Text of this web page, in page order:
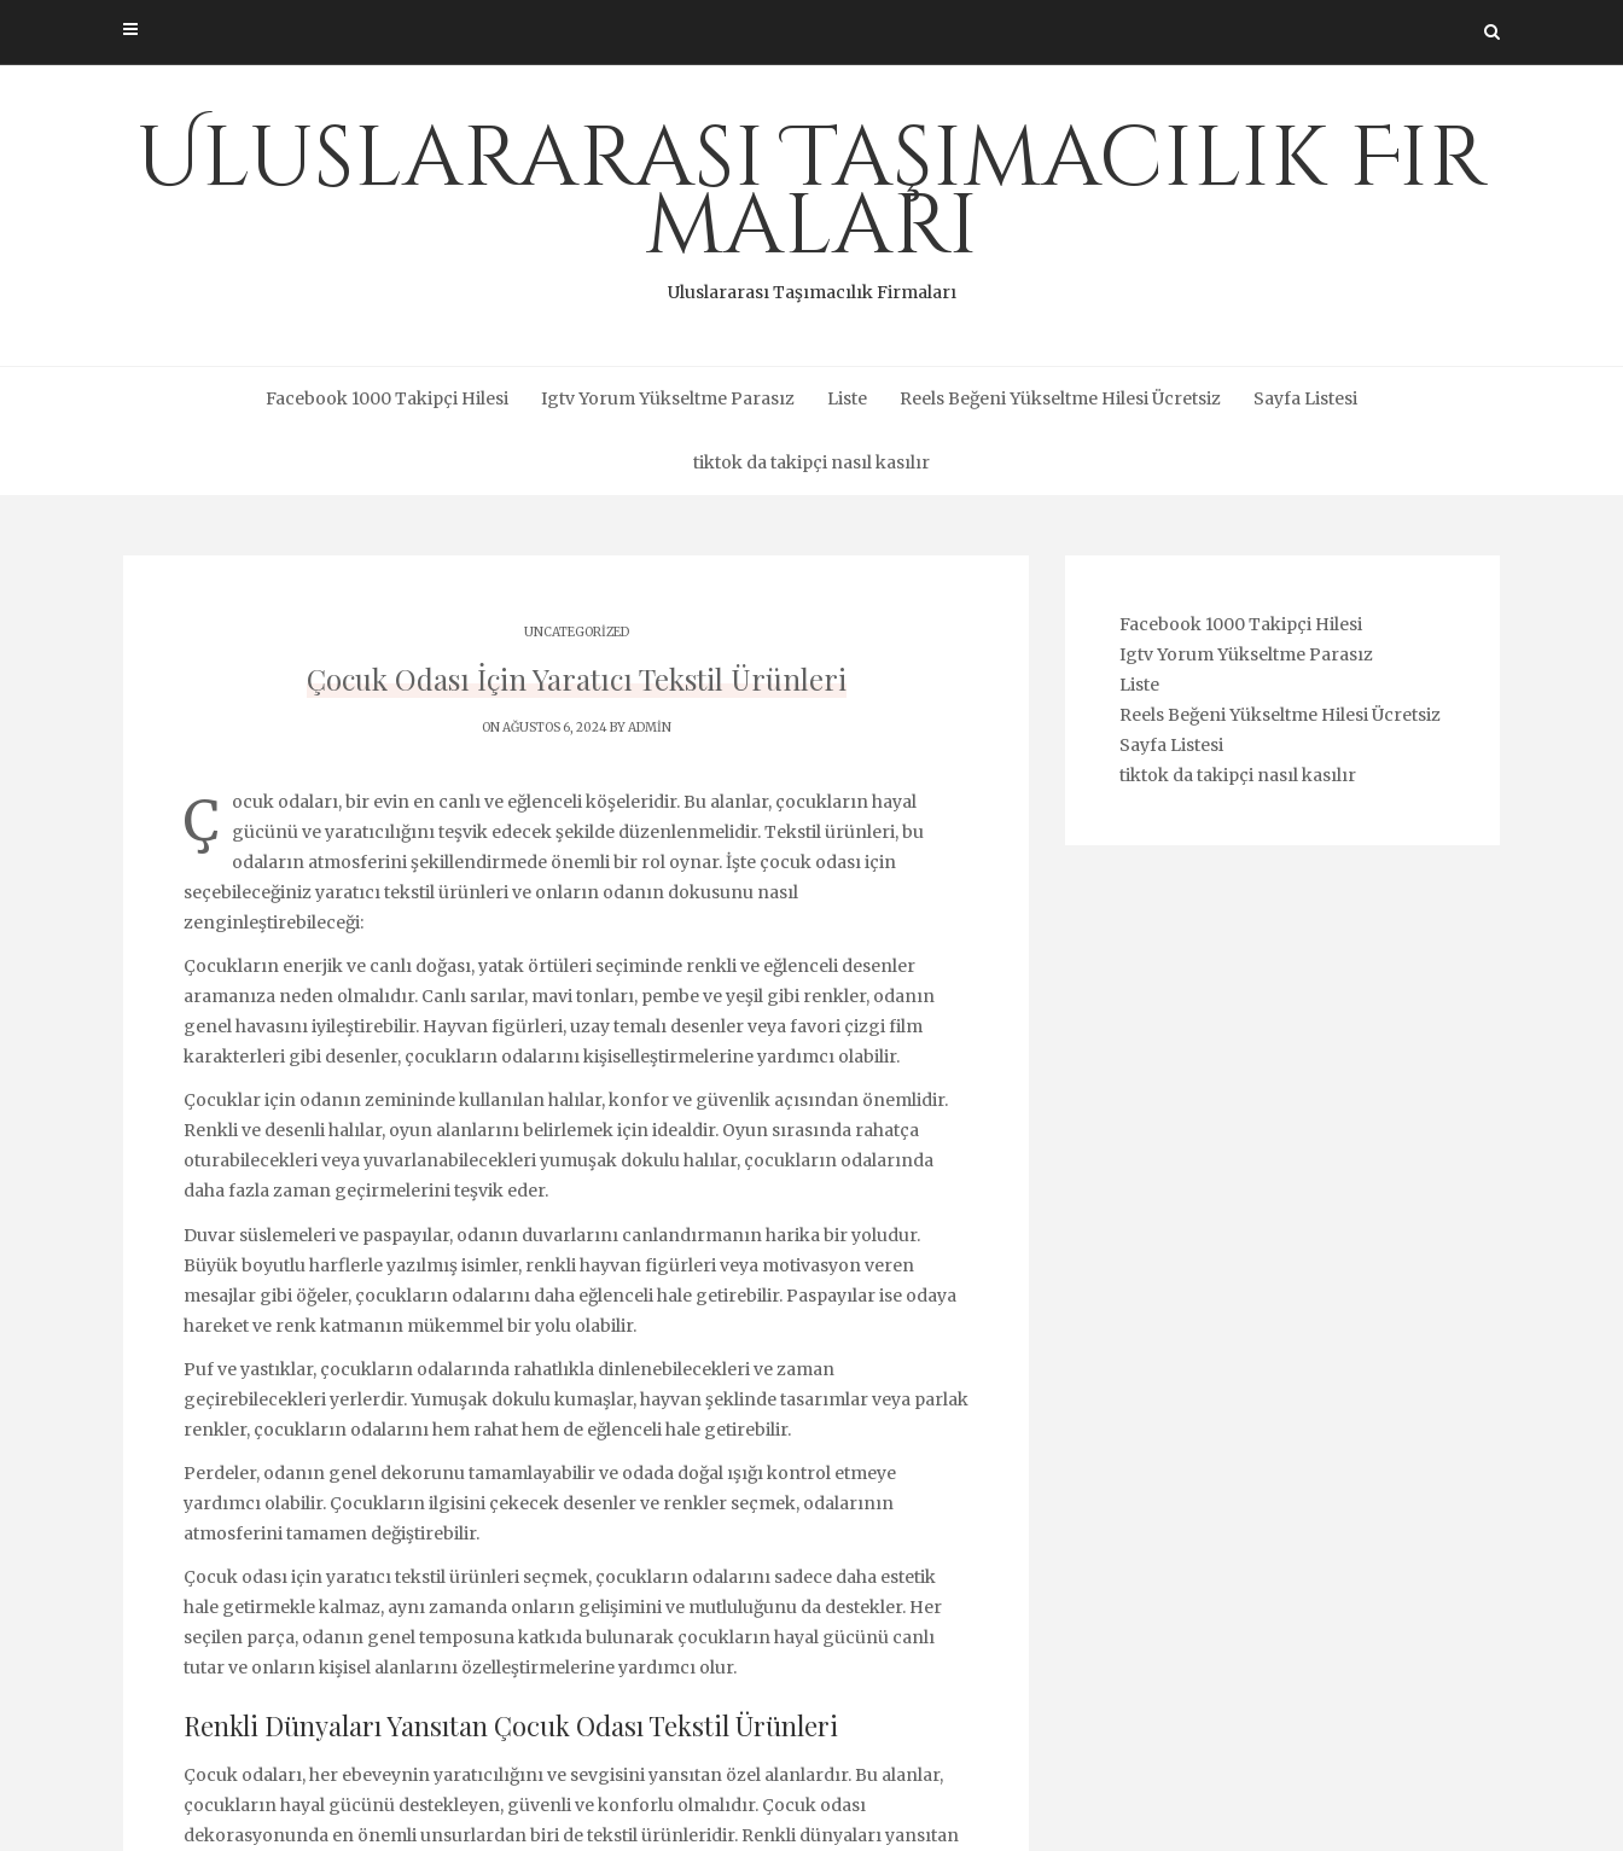
content
Uluslararası Taşımacılık Fir
maları
Uluslararası Taşımacılık Firmaları
Facebook 1000 Takipçi Hilesi Igtv Yorum Yükseltme Parasız Liste Reels Beğeni Yükseltme Hilesi Ücretsiz Sayfa Listesi
tiktok da takipçi nasıl kasılır
UNCATEGORIZED
Çocuk Odası İçin Yaratıcı Tekstil Ürünleri
ON AĞUSTOS 6, 2024 BYADMIN
Ç
ocuk odaları, bir evin en canlı ve eğlenceli köşeleridir. Bu alanlar, çocukların hayal
gücünü ve yaratıcılığını teşvik edecek şekilde düzenlenmelidir. Tekstil ürünleri, bu
odaların atmosferini şekillendirmede önemli bir rol oynar. İşte çocuk odası için
seçebileceğiniz yaratıcı tekstil ürünleri ve onların odanın dokusunu nasıl
zenginleştirebileceği:
Çocukların enerjik ve canlı doğası, yatak örtüleri seçiminde renkli ve eğlenceli desenler
aramanıza neden olmalıdır. Canlı sarılar, mavi tonları, pembe ve yeşil gibi renkler, odanın
genel havasını iyileştirebilir. Hayvan figürleri, uzay temalı desenler veya favori çizgi film
karakterleri gibi desenler, çocukların odalarını kişiselleştirmelerine yardımcı olabilir.
Çocuklar için odanın zemininde kullanılan halılar, konfor ve güvenlik açısından önemlidir.
Renkli ve desenli halılar, oyun alanlarını belirlemek için idealdir. Oyun sırasında rahatça
oturabilecekleri veya yuvarlanabilecekleri yumuşak dokulu halılar, çocukların odalarında
daha fazla zaman geçirmelerini teşvik eder.
Duvar süslemeleri ve paspayılar, odanın duvarlarını canlandırmanın harika bir yoludur.
Büyük boyutlu harflerle yazılmış isimler, renkli hayvan figürleri veya motivasyon veren
mesajlar gibi öğeler, çocukların odalarını daha eğlenceli hale getirebilir. Paspayılar ise odaya
hareket ve renk katmanın mükemmel bir yolu olabilir.
Puf ve yastıklar, çocukların odalarında rahatlıkla dinlenebilecekleri ve zaman
geçirebilecekleri yerlerdir. Yumuşak dokulu kumaşlar, hayvan şeklinde tasarımlar veya parlak
renkler, çocukların odalarını hem rahat hem de eğlenceli hale getirebilir.
Perdeler, odanın genel dekorunu tamamlayabilir ve odada doğal ışığı kontrol etmeye
yardımcı olabilir. Çocukların ilgisini çekecek desenler ve renkler seçmek, odalarının
atmosferini tamamen değiştirebilir.
Çocuk odası için yaratıcı tekstil ürünleri seçmek, çocukların odalarını sadece daha estetik
hale getirmekle kalmaz, aynı zamanda onların gelişimini ve mutluluğunu da destekler. Her
seçilen parça, odanın genel temposuna katkıda bulunarak çocukların hayal gücünü canlı
tutar ve onların kişisel alanlarını özelleştirmelerine yardımcı olur.
Renkli Dünyaları Yansıtan Çocuk Odası Tekstil Ürünleri
Çocuk odaları, her ebeveynin yaratıcılığını ve sevgisini yansıtan özel alanlardır. Bu alanlar,
çocukların hayal gücünü destekleyen, güvenli ve konforlu olmalıdır. Çocuk odası
dekorasyonunda en önemli unsurlardan biri de tekstil ürünleridir. Renkli dünyaları yansıtan
Facebook 1000 Takipçi Hilesi
Igtv Yorum Yükseltme Parasız
Liste
Reels Beğeni Yükseltme Hilesi Ücretsiz
Sayfa Listesi
tiktok da takipçi nasıl kasılır